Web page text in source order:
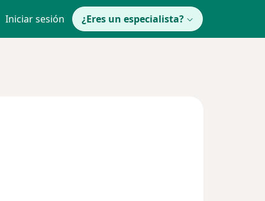
Iniciar sesión ¿Eres un especialista?